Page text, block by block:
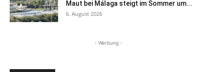
Maut bei Málaga steigt im Sommer um...
6. August 2026
- Werbung -